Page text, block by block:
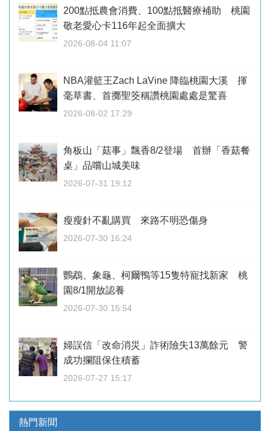
200點抵農會消費、100點抵醫療補助 桃園
敬老愛心卡116年起全面擴大
2026-08-04 11:07
NBA灌籃王Zach LaVine 降臨桃園大溪 揮
毫草書、首擲聖筊稱讚桃園處處是驚喜
2026-08-02 17:29
角板山「菇事」飄香8/2登場 首辦「香菇餐
桌」品嚐山城美味
2026-07-31 19:12
瘦瘦針不亂購買 來路不明恐傷身
2026-07-30 16:24
鸚鵡、象龜、柯爾鴨等15隻特寵找新家 桃
園8/1開放認養
2026-07-30 15:54
婦誤信「改命消災」詐術險失13萬餘元 警
成功攔阻保住積蓄
2026-07-27 15:17
熱門新聞